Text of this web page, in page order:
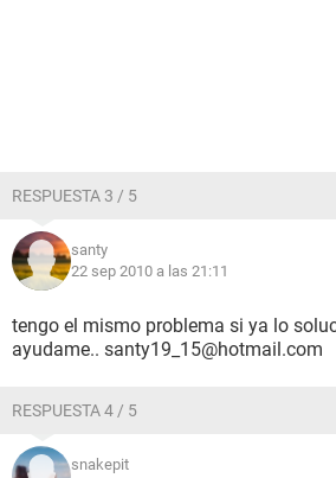
RESPUESTA 3 / 5
santy
22 sep 2010 a las 21:11
tengo el mismo problema si ya lo
ayudame.. santy19_15@hotmail.com
RESPUESTA 4 / 5
snakepit